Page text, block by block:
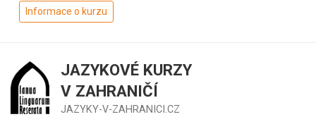
Informace o kurzu
JAZYKOVÉ KURZY
V ZAHRANIČÍ
JAZYKY-V-ZAHRANICI.CZ